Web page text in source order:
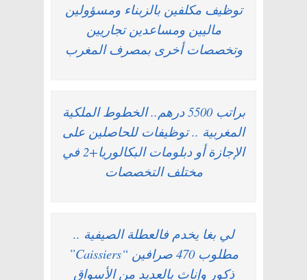
توظيف مكلفين بالزبناء ومسؤولين
ماليين ومساعدين تجاريين
وتخصصات أخرى بمصرف المغرب
براتب 5500 درهم.. الخطوط الملكية
المغربية .. توظيفات للحاصلين على
الإجازة أو دبلومات البكالوريا+2 في
مختلف التخصصات
لي بغا يخدم فالعطلة الصيفية ..
مطلوب 470 صرافين “Caissiers”
ذكور وإناث بالعديد من الأسواق